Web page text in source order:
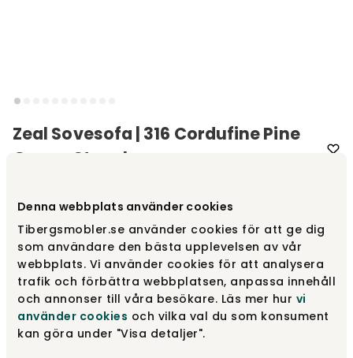
Denna webbplats använder cookies
Tibergsmobler.se använder cookies för att ge dig
som användare den bästa upplevelsen av vår
webbplats. Vi använder cookies för att analysera
trafik och förbättra webbplatsen, anpassa innehåll
och annonser till våra besökare. Läs mer hur vi
använder cookies och vilka val du som konsument
kan göra under "Visa detaljer".
Zeal Sovesofa | 316 Cordufine Pine
Green, Strawben
Vælg stof316 Cordufine Pine Green
316 Cordufine Pine Green 6 695 kr